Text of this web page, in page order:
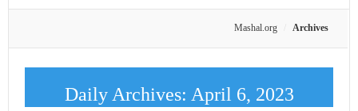
Mashal.org Archives
Daily Archives: April 6, 2023